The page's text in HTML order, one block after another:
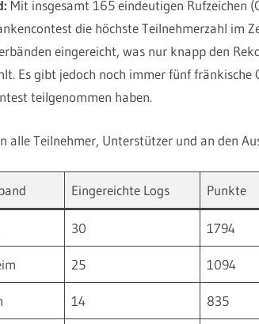
Mit insgesamt 165 eindeutigen Rufzeichen
die höchste Teilnehmerzahl im
eingereicht, was nur knapp den
Es gibt jedoch noch immer fünf
teilgenommen haben.
alle Teilnehmer, Unterstützer und an den
Eingereichte Logs Punkte
30 1794
25 1094
14 835